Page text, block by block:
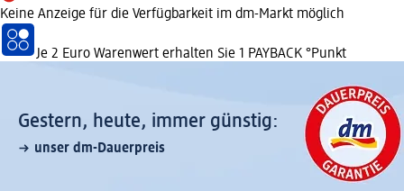
Keine Anzeige für die Verfügbarkeit im dm-Markt möglich
Je 2 Euro Warenwert erhalten Sie 1 PAYBACK °Punkt
Gestern, heute, immer günstig:
unser dm-Dauerpreis